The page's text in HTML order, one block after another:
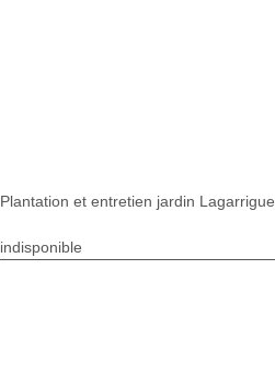
Plantation et entretien jardin Lagarrigue
indisponible